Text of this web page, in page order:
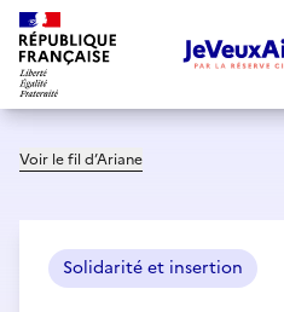
Voir le fil d’Ariane
Solidarité et insertion